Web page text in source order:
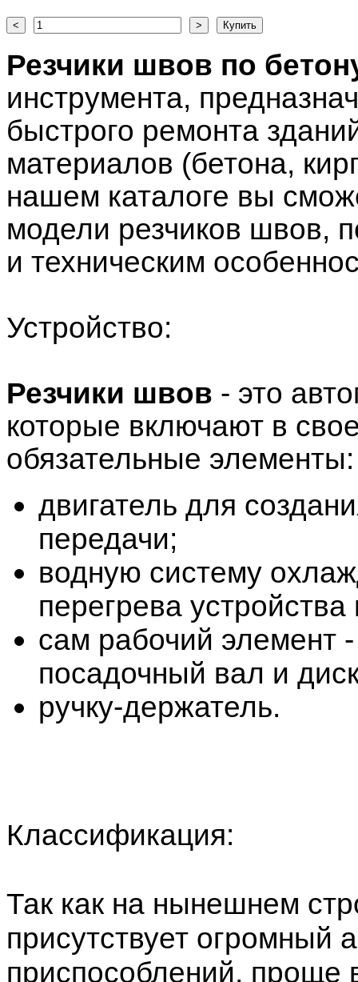
Резчики швов по
инструмента,
быстрого ремонта
материалов (бетона,
нашем каталоге вы
модели резчиков швов,
и техническим
Устройство:
Резчики швов - это
которые включают в
обязательные элементы:
двигатель для
передачи;
водную систему
перегрева
сам рабочий элемент
посадочный вал и
ручку-держатель.
Классификация:
Так как на нынешнем
присутствует огромный
приспособлений, проще